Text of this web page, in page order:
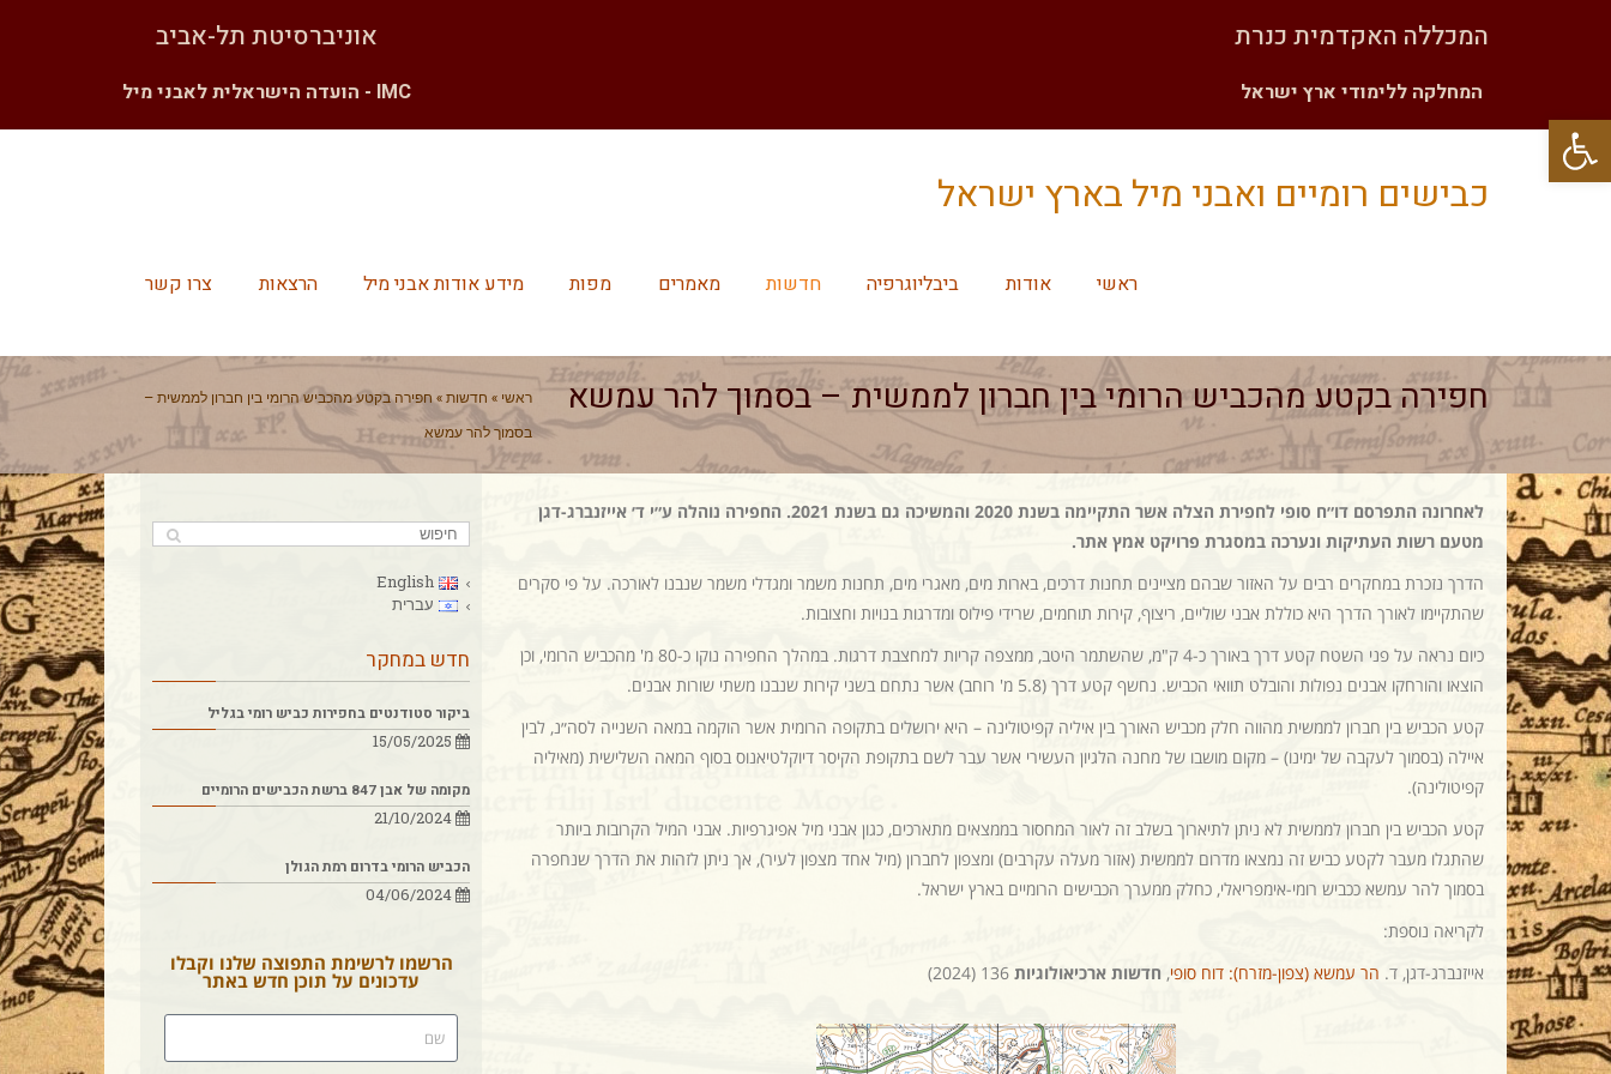
פתח סרגל נגישות
המכללה האקדמית כנרת
המחלקה ללימודי ארץ ישראל
אוניברסיטת תל-אביב
IMC - הועדה הישראלית לאבני מיל
כבישים רומיים ואבני מיל בארץ ישראל
ראשי אודות ביבליוגרפיה חדשות מאמרים מפות מידע אודות אבני מיל הרצאות צרו קשר
חפירה בקטע מהכביש הרומי בין חברון לממשית – בסמוך להר עמשא ראשי » חדשות»חפירה בקטע מהכביש הרומי בין חברון לממשית –
בסמוך להר עמשא
לאחרונה התפרסם דו״ח סופי לחפירת הצלה אשר התקיימה בשנת 2020 והמשיכה גם בשנת 2021. החפירה נוהלה ע״י ד׳ אייזנברג-דגן
מטעם רשות העתיקות ונערכה במסגרת פרויקט אמץ אתר.
הדרך נזכרת במחקרים רבים על האזור שבהם מציינים תחנות דרכים, בארות מים, מאגרי מים, תחנות משמר ומגדלי משמר שנבנו לאורכה. על פי סקרים
שהתקיימו לאורך הדרך היא כוללת אבני שוליים, ריצוף, קירות תוחמים, שרידי פילוס ומדרגות בנויות וחצובות.
כיום נראה על פני השטח קטע דרך באורך כ-4 ק"מ, שהשתמר היטב, ממצפה קריות למחצבת דרגות. במהלך החפירה נוקו כ-80 מ' מהכביש הרומי, וכן
הוצאו והורחקו אבנים נפולות והובלט תוואי הכביש. נחשף קטע דרך (5.8 מ' רוחב) אשר נתחם בשני קירות שנבנו משתי שורות אבנים.
קטע הכביש בין חברון לממשית מהווה חלק מכביש האורך בין איליה קפיטולינה – היא ירושלים בתקופה הרומית אשר הוקמה במאה השנייה לסה״נ, לבין
איילה (בסמוך לעקבה של ימינו) – מקום מושבו של מחנה הלגיון העשירי אשר עבר לשם בתקופת הקיסר דיוקלטיאנוס בסוף המאה השלישית (מאיליה
קפיטולינה).
קטע הכביש בין חברון לממשית לא ניתן לתיארוך בשלב זה לאור המחסור בממצאים מתארכים, כגון אבני מיל אפיגרפיות. אבני המיל הקרובות ביותר
שהתגלו מעבר לקטע כביש זה נמצאו מדרום לממשית (אזור מעלה עקרבים) ומצפון לחברון (מיל אחד מצפון לעיר), אך ניתן לזהות את הדרך שנחפרה
בסמוך להר עמשא ככביש רומי-אימפריאלי, כחלק ממערך הכבישים הרומיים בארץ ישראל.
לקריאה נוספת:
אייזנברג-דגן, ד. הר עמשא (צפון-מזרח): דוח סופי, חדשות ארכיאולוגיות
English
עברית
חדש במחקר
ביקור סטודנטים בחפירות כביש רומי בגליל
מקומה של אבן 847 ברשת הכבישים הרומיים
הכביש הרומי בדרום רמת הגולן
הרשמו לרשימת התפוצה שלנו וקבלו
עדכונים על תוכן חדש באתר